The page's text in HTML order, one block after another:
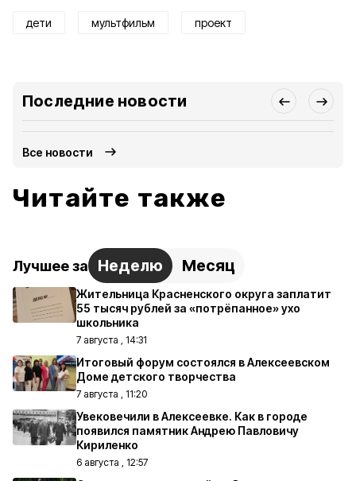
дети мультфильм проект
Последние новости
Все новости
Читайте также
Лучшее за Неделю Месяц
Жительница Красненского округа заплатит
55 тысяч рублей за «потрёпанное» ухо
школьника
7 августа , 14:31
Итоговый форум состоялся в Алексеевском
Доме детского творчества
7 августа , 11:20
Увековечили в Алексеевке. Как в городе
появился памятник Андрею Павловичу
Кириленко
6 августа , 12:57